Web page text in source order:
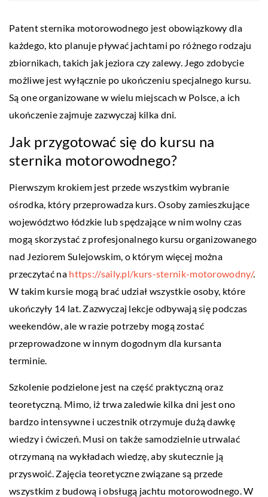
Patent sternika motorowodnego jest obowiązkowy dla
każdego, kto planuje pływać jachtami po różnego rodzaju
zbiornikach, takich jak jeziora czy zalewy. Jego zdobycie
możliwe jest wyłącznie po ukończeniu specjalnego kursu.
Są one organizowane w wielu miejscach w Polsce, a ich
ukończenie zajmuje zazwyczaj kilka dni.
Jak przygotować się do kursu na
sternika motorowodnego?
Pierwszym krokiem jest przede wszystkim wybranie
ośrodka, który przeprowadza kurs. Osoby zamieszkujące
województwo łódzkie lub spędzające w nim wolny czas
mogą skorzystać z profesjonalnego kursu organizowanego
nad Jeziorem Sulejowskim, o którym więcej można
przeczytać na https://saily.pl/kurs-sternik-motorowodny/.
W takim kursie mogą brać udział wszystkie osoby, które
ukończyły 14 lat. Zazwyczaj lekcje odbywają się podczas
weekendów, ale w razie potrzeby mogą zostać
przeprowadzone w innym dogodnym dla kursanta
terminie.
Szkolenie podzielone jest na część praktyczną oraz
teoretyczną. Mimo, iż trwa zaledwie kilka dni jest ono
bardzo intensywne i uczestnik otrzymuje dużą dawkę
wiedzy i ćwiczeń. Musi on także samodzielnie utrwalać
otrzymaną na wykładach wiedzę, aby skutecznie ją
przyswoić. Zajęcia teoretyczne związane są przede
wszystkim z budową i obsługą jachtu motorowodnego. W